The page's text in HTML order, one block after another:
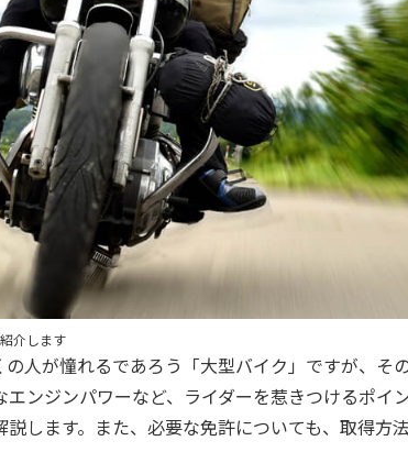
介します
の人が憧れるであろう「大型バイク」ですが、そ
エンジンパワーなど、ライダーを惹きつけるポイ
します。また、必要な免許についても、取得方